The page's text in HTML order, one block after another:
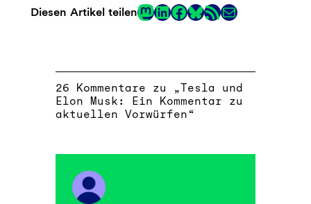
Diesen Artikel teilenMastodon
LinkedIn
Facebook
LinkRSS-Feed
E-Mail
26 Kommentare zu „Tesla und
Elon Musk: Ein Kommentar zu
aktuellen Vorwürfen“